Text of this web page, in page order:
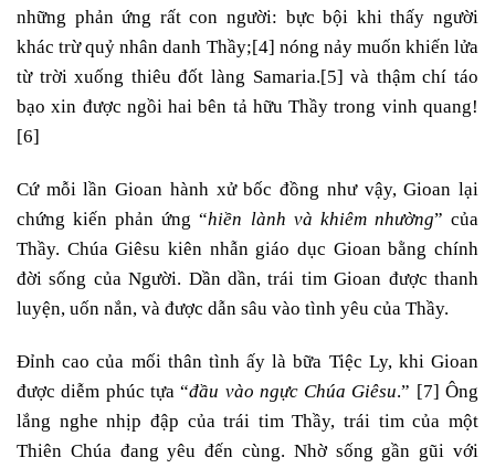
những phản ứng rất con người: bực bội khi thấy người
khác trừ quỷ nhân danh Thầy;[4] nóng nảy muốn khiến lửa
từ trời xuống thiêu đốt làng Samaria.[5] và thậm chí táo
bạo xin được ngồi hai bên tả hữu Thầy trong vinh quang!
[6]
Cứ mỗi lần Gioan hành xử bốc đồng như vậy, Gioan lại
chứng kiến phản ứng “hiền lành và khiêm nhường” của
Thầy. Chúa Giêsu kiên nhẫn giáo dục Gioan bằng chính
đời sống của Người. Dần dần, trái tim Gioan được thanh
luyện, uốn nắn, và được dẫn sâu vào tình yêu của Thầy.
Đỉnh cao của mối thân tình ấy là bữa Tiệc Ly, khi Gioan
được diễm phúc tựa “đầu vào ngực Chúa Giêsu.” [7] Ông
lắng nghe nhịp đập của trái tim Thầy, trái tim của một
Thiên Chúa đang yêu đến cùng. Nhờ sống gần gũi với